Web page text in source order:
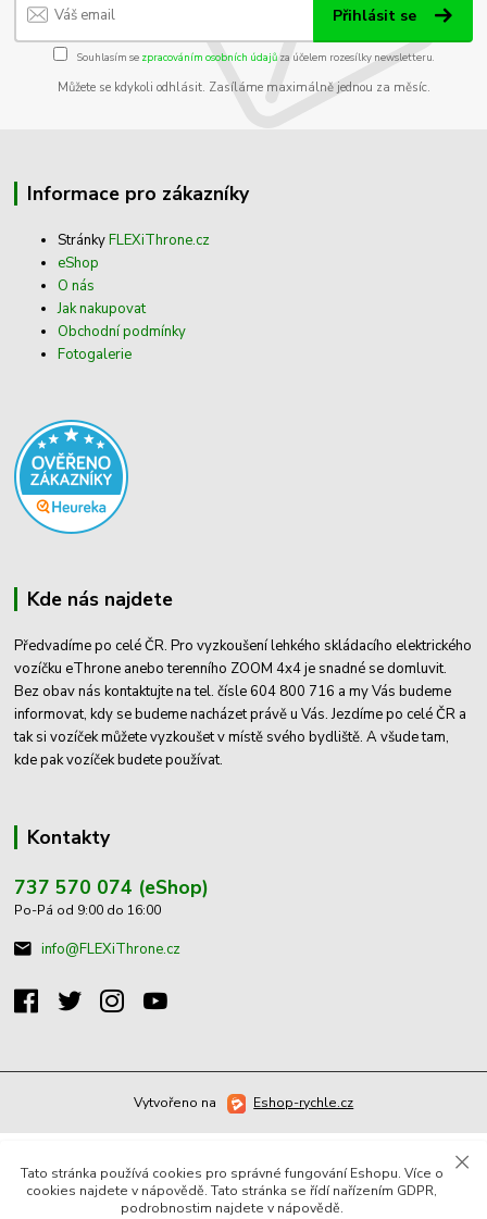
Přihlásit se
Souhlasím se zpracováním osobních údajůza účelem rozesílky newsletteru.
Můžete se kdykoli odhlásit. Zasíláme maximálně jednou za měsíc.
Informace pro zákazníky
StránkyFLEXiThrone.cz
eShop
O nás
Jak nakupovat
Obchodní podmínky
Fotogalerie
Kde nás najdete
Předvadíme po celé ČR. Pro vyzkoušení lehkého skládacího elektrického
vozíčku eThrone anebo terenního ZOOM 4x4 je snadné se domluvit.
Bez obav nás kontaktujte na tel. čísle 604 800 716 a my Vás budeme
informovat, kdy se budeme nacházet právě u Vás. Jezdíme po celé ČR a
tak si vozíček můžete vyzkoušet v místě svého bydliště. A všude tam,
kde pak vozíček budete používat.
Kontakty
737 570 074 (eShop)
Po-Pá od 9:00 do 16:00
info@FLEXiThrone.cz
Vytvořeno na Eshop-rychle.cz
Tato stránka používá cookies pro správné fungování Eshopu. Více o
cookies najdete v nápovědě. Tato stránka se řídí nařízením GDPR,
podrobnostim najdete v nápovědě.